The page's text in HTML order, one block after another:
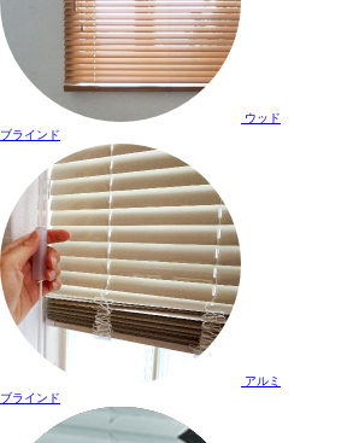
ウッド
ブラインド
アルミ
ブラインド